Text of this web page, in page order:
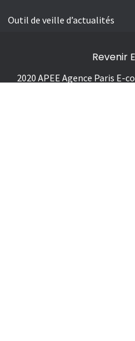
Outil de veille d’actualités
2020 APEE Agence Paris E-
Revenir